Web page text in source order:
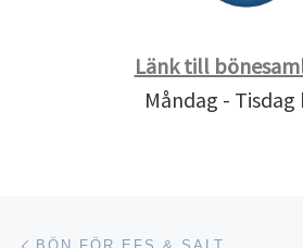
Länk till
Måndag - Tisdag
Inläggsnavigering